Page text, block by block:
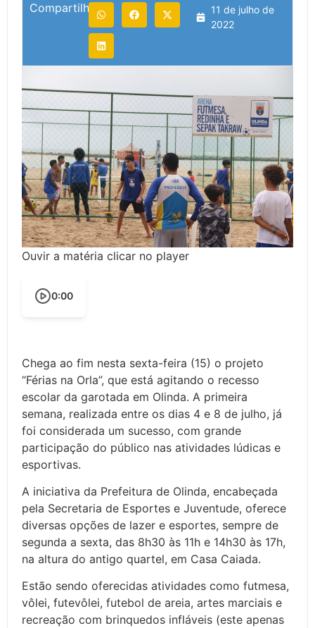
Compartilhe:
11 de julho de
2022
Ouvir a matéria clicar no player
0:00
Chega ao fim nesta sexta-feira (15) o projeto
“Férias na Orla”, que está agitando o recesso
escolar da garotada em Olinda. A primeira
semana, realizada entre os dias 4 e 8 de julho, já
foi considerada um sucesso, com grande
participação do público nas atividades lúdicas e
esportivas.
A iniciativa da Prefeitura de Olinda, encabeçada
pela Secretaria de Esportes e Juventude, oferece
diversas opções de lazer e esportes, sempre de
segunda a sexta, das 8h30 às 11h e 14h30 às 17h,
na altura do antigo quartel, em Casa Caiada.
Estão sendo oferecidas atividades como futmesa,
vôlei, futevôlei, futebol de areia, artes marciais e
recreação com brinquedos infláveis (este apenas